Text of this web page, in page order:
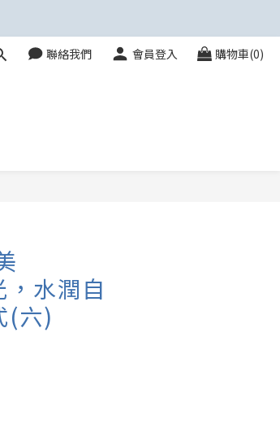
聯絡我們 會員登入 購物車(0)
，水潤自
(六)